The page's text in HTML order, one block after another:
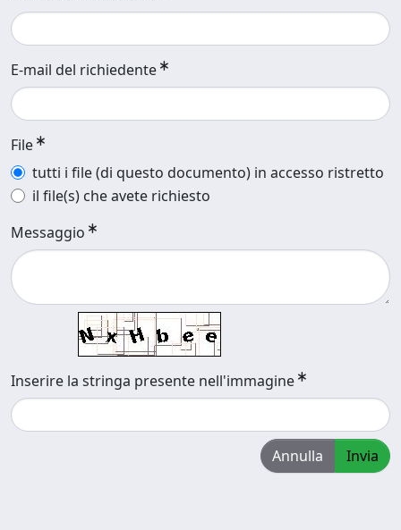
E-mail del richiedente
File
tutti i file (di questo documento) in accesso ristretto
il file(s) che avete richiesto
Messaggio
Inserire la stringa presente nell'immagine
Annulla Invia